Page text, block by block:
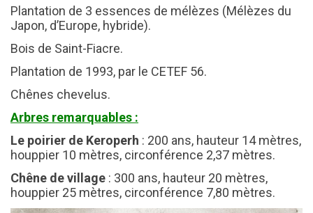
Plantation de 3 essences de mélèzes (Mélèzes du
Japon, d’Europe, hybride).
Bois de Saint-Fiacre.
Plantation de 1993, par le CETEF 56.
Chênes chevelus.
Arbres remarquables :
Le poirier de Keroperh : 200 ans, hauteur 14 mètres,
houppier 10 mètres, circonférence 2,37 mètres.
Chêne de village : 300 ans, hauteur 20 mètres,
houppier 25 mètres, circonférence 7,80 mètres.